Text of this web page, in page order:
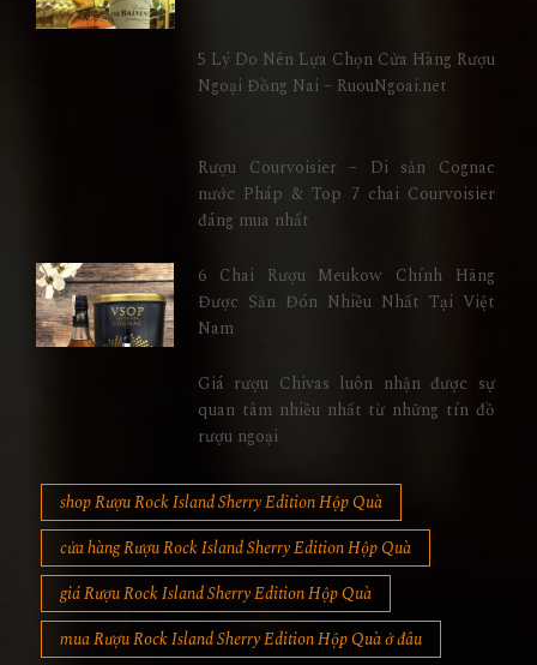
5 Lý Do Nên Lựa Chọn Cửa Hàng Rượu
Ngoại Đồng Nai – RuouNgoai.net
Rượu Courvoisier – Di sản Cognac
nước Pháp & Top 7 chai Courvoisier
đáng mua nhất
6 Chai Rượu Meukow Chính Hãng
Được Săn Đón Nhiều Nhất Tại Việt
Nam
Giá rượu Chivas luôn nhận được sự
quan tâm nhiều nhất từ những tín đồ
rượu ngoại
shop Rượu Rock Island Sherry Edition Hộp Quà
cửa hàng Rượu Rock Island Sherry Edition Hộp Quà
giá Rượu Rock Island Sherry Edition Hộp Quà
mua Rượu Rock Island Sherry Edition Hộp Quà ở đâu